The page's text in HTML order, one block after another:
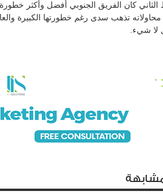
كان الفريق الجنوبي أفضل وأكثر
تذهب سدى رغم خطورتها الكبيرة
لا شيء.